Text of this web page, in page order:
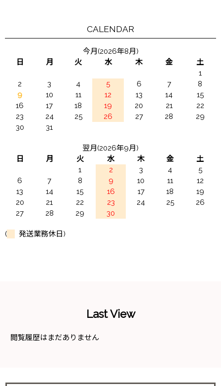
CALENDAR
今月(2026年8月)
日
月 火 水 木 金
土
1
2
3 4 5 6 7
8
9
10 11 12 13 14
15
16
17 18 19 20 21
22
23
24 25 26 27 28
29
30
31
翌月(2026年9月)
日
月 火 水 木 金
土
1
2 3 4
5
6
7 8 9 10 11
12
13
14 15 16 17 18
19
20
21 22 23 24 25
26
27
28 29 30
( 発送業務休日)
Last View
閲覧履歴はまだありません